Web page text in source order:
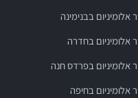
אלומיניום בבנימינה
אלומיניום בחדרה
אלומיניום בפרדס חנה
אלומיניום בחיפה